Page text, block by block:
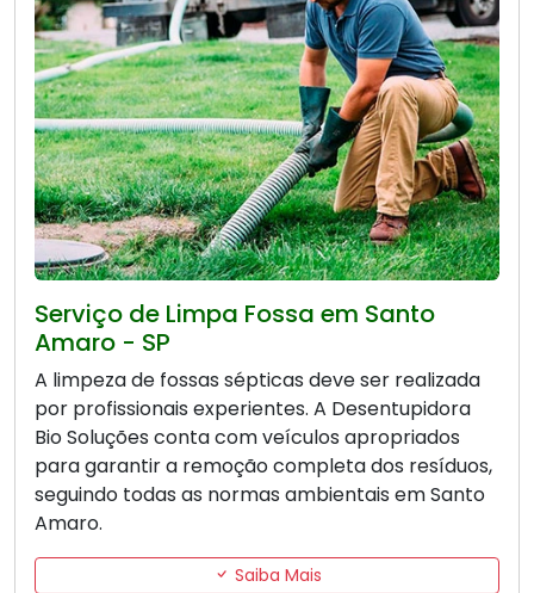
Serviço de Limpa Fossa em Santo
Amaro - SP
A limpeza de fossas sépticas deve ser realizada
por profissionais experientes. A Desentupidora
Bio Soluções conta com veículos apropriados
para garantir a remoção completa dos resíduos,
seguindo todas as normas ambientais em Santo
Amaro.
Saiba Mais